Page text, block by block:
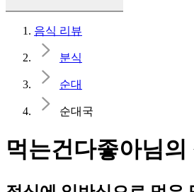
음식 리뷰
분식
순대
순대국
먹는건다좋아님